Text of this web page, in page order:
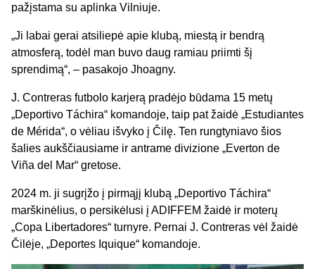
pažįstama su aplinka Vilniuje.
„Ji labai gerai atsiliepė apie klubą, miestą ir bendrą
atmosferą, todėl man buvo daug ramiau priimti šį
sprendimą“, – pasakojo Jhoagny.
J. Contreras futbolo karjerą pradėjo būdama 15 metų
„Deportivo Táchira“ komandoje, taip pat žaidė „Estudiantes
de Mérida“, o vėliau išvyko į Čilę. Ten rungtyniavo šios
šalies aukščiausiame ir antrame divizione „Everton de
Viña del Mar“ gretose.
2024 m. ji sugrįžo į pirmąjį klubą „Deportivo Táchira“
marškinėlius, o persikėlusi į ADIFFEM žaidė ir moterų
„Copa Libertadores“ turnyre. Pernai J. Contreras vėl žaidė
Čilėje, „Deportes Iquique“ komandoje.